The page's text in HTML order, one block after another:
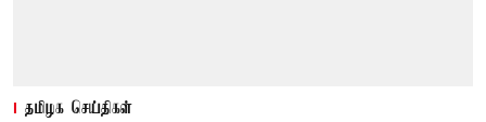
தமிழக செய்திகள்